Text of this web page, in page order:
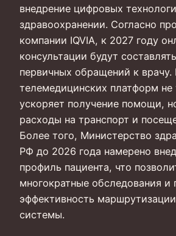
внедрение цифровых
здравоохранении. Согласно
компании IQVIA, к 2027 году
консультации будут
первичных обращений к врачу.
телемедицинских платформ не
ускоряет получение помощи,
расходы на транспорт и
Более того, Министерство
РФ до 2026 года намерено
профиль пациента, что
многократные обследования и
эффективность
системы.